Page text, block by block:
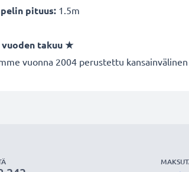
pituus: 1.5m
takuu ★
vuonna 2004 perustettu